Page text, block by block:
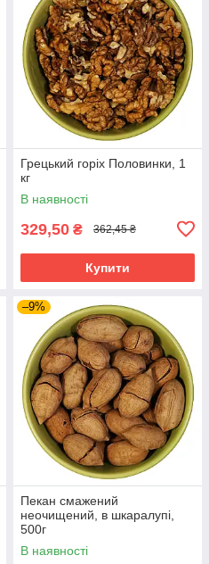
Грецький горіх Половинки, 1
кг
В наявності
329,50 ₴ 362,45 ₴
Купити
–9%
Пекан смажений
неочищений, в шкаралупі,
500г
В наявності